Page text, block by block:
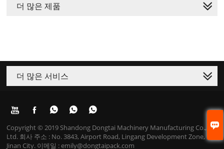

더 많은 제품
더 많은 서비스
    
Copyright © 2019 Shandong Dongtai Machinery Manufacturing Co.,
Ltd. 회사 주소 : No. 3843, Airport Road, Lingang Development Zone,
Jinan City. 이메일 : emily@dongtaipack.com